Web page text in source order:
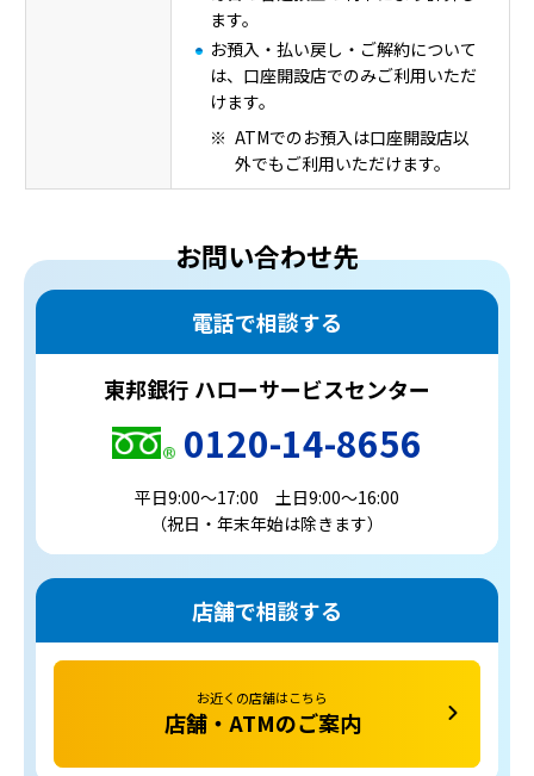
ます。
お預入・払い戻し・ご解約について
は、口座開設店でのみご利用いただ
けます。
ATMでのお預入は口座開設店以
外でもご利用いただけます。
お問い合わせ先
電話で相談する
東邦銀行 ハローサービスセンター
0120-14-8656
平日9:00～17:00 土日9:00～16:00
（祝日・年末年始は除きます）
店舗で相談する
お近くの店舗はこちら
店舗・ATMのご案内